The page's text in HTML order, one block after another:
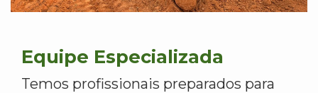
Equipe Especializada
Temos profissionais preparados para